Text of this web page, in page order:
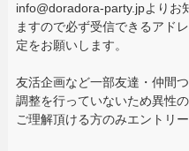
info@doradora-party.jpよりお
ますので必ず受信できるアド
定をお願いします。
友活企画など一部友達・仲間
調整を行っていないため異性
ご理解頂ける方のみエントリー